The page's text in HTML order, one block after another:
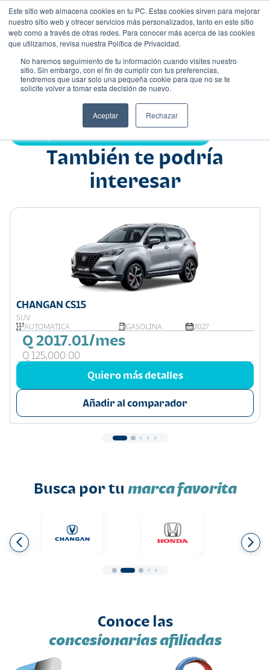
Este sitio web almacena cookies en tu PC. Estas cookies sirven para mejorar
nuestro sitio web y ofrecer servicios más personalizados, tanto en este sitio
web como a través de otras redes. Para conocer más acerca de las cookies
que utilizamos, revisa nuestra Política de Privacidad.
No haremos seguimiento de tu información cuando visites nuestro
sitio. Sin embargo, con el fin de cumplir con tus preferencias,
tendremos que usar solo una pequeña cookie para que no se te
solicite volver a tomar esta decisión de nuevo.
Aceptar Rechazar
Nombre
También te podría
interesar
CHANGAN CS15
SUV
AUTOMATICA
GASOLINA 2027
Q 2017.01/mes
Q 125,000.00
Quiero más detalles
Añadir al comparador
Busca por tu marca favorita
Conoce las
concesionarias afiliadas